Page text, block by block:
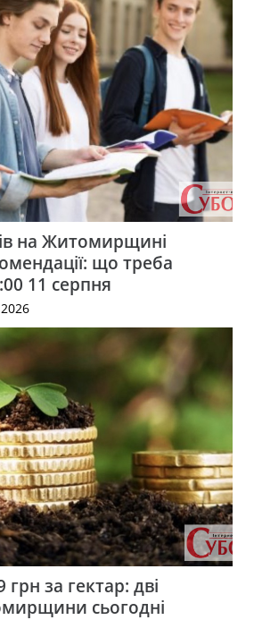
на Житомирщині
що треба
11 серпня
грн за гектар: дві
сьогодні